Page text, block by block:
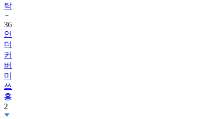
탁
36
언
더
커
버
미
쓰
홍
2